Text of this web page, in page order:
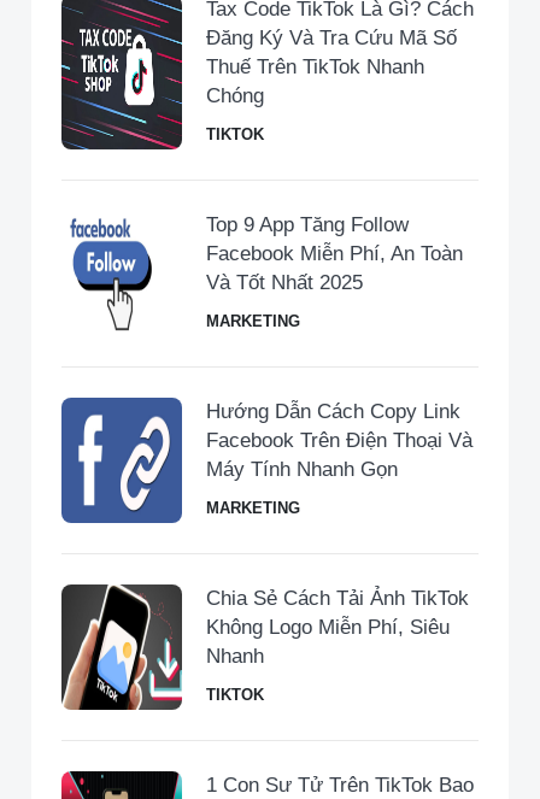
Tax Code TikTok Là Gì? Cách
Đăng Ký Và Tra Cứu Mã Số
Thuế Trên TikTok Nhanh
Chóng
TIKTOK
Top 9 App Tăng Follow
Facebook Miễn Phí, An Toàn
Và Tốt Nhất 2025
MARKETING
Hướng Dẫn Cách Copy Link
Facebook Trên Điện Thoại Và
Máy Tính Nhanh Gọn
MARKETING
Chia Sẻ Cách Tải Ảnh TikTok
Không Logo Miễn Phí, Siêu
Nhanh
TIKTOK
1 Con Sư Tử Trên TikTok Bao